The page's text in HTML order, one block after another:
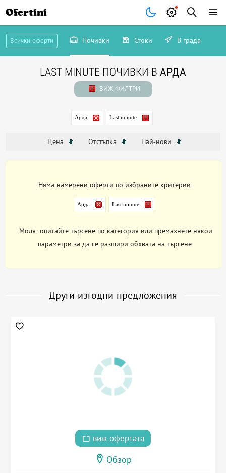
Ofertini
Всички оферти Почивки Стоки В града
LAST MINUTE ПОЧИВКИ В АРДА
ВИЖ ФИЛТРИ
Арда Last minute
Цена Отстъпка Най-нови
Няма намерени оферти по избраните критерии:
Арда Last minute
Моля, опитайте търсене по категория или премахнете някои
параметри за да се разшири обхвата на търсене.
Други изгодни предложения
виж офертата
Обзор